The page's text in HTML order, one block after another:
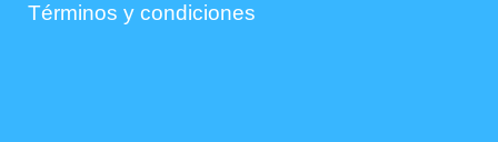
Términos y condiciones